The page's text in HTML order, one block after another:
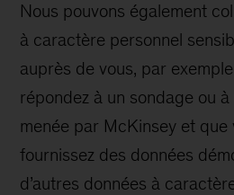
Nous pouvons également
à caractère personnel
auprès de vous, par
répondez à un sondage ou
menée par McKinsey et que
fournissez des données
d’autres données à